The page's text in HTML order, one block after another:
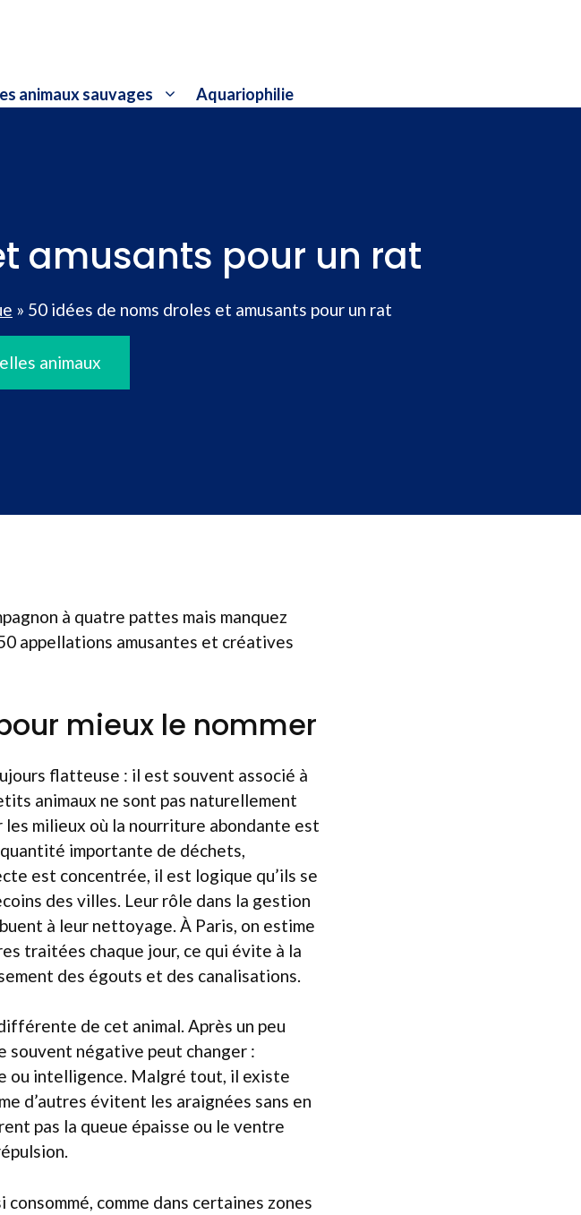
animaux sauvages Aquariophilie
amusants pour un rat
» 50 idées de noms droles et amusants pour un rat
animaux
à quatre pattes mais manquez
appellations amusantes et créatives
mieux le nommer
flatteuse : il est souvent associé à
animaux ne sont pas naturellement
milieux où la nourriture abondante est
importante de déchets,
est concentrée, il est logique qu’ils se
des villes. Leur rôle dans la gestion
à leur nettoyage. À Paris, on estime
traitées chaque jour, ce qui évite à la
des égouts et des canalisations.
de cet animal. Après un peu
souvent négative peut changer :
ou intelligence. Malgré tout, il existe
d’autres évitent les araignées sans en
pas la queue épaisse ou le ventre
comme dans certaines zones